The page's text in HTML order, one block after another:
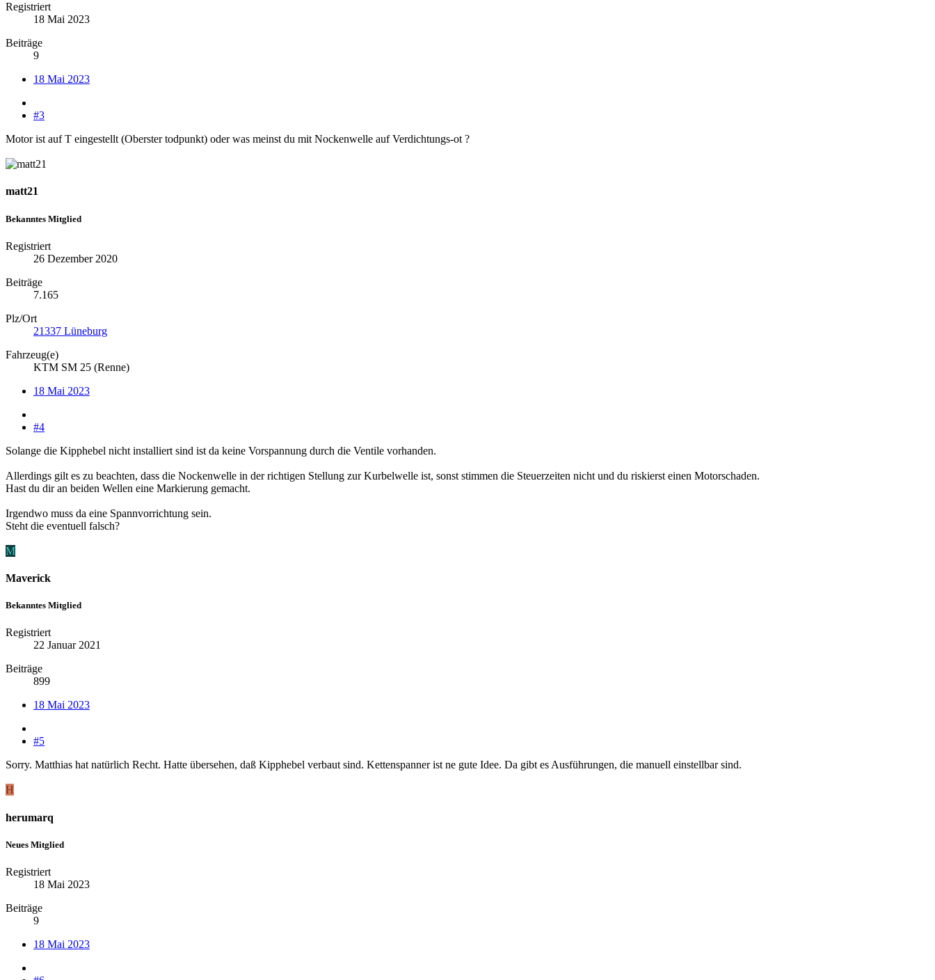
Registriert
18 Mai 2023
Beiträge
9
18 Mai 2023
#3
Motor ist auf T eingestellt (Oberster todpunkt) oder was meinst du mit Nockenwelle auf Verdichtungs-ot ?
matt21
Bekanntes Mitglied
Registriert
26 Dezember 2020
Beiträge
7.165
Plz/Ort
21337 Lüneburg
Fahrzeug(e)
KTM SM 25 (Renne)
18 Mai 2023
#4
Solange die Kipphebel nicht installiert sind ist da keine Vorspannung durch die Ventile vorhanden.
Allerdings gilt es zu beachten, dass die Nockenwelle in der richtigen Stellung zur Kurbelwelle ist, sonst stimmen die Steuerzeiten nicht und du riskierst einen Motorschaden.
Hast du dir an beiden Wellen eine Markierung gemacht.
Irgendwo muss da eine Spannvorrichtung sein.
Steht die eventuell falsch?
M
Maverick
Bekanntes Mitglied
Registriert
22 Januar 2021
Beiträge
899
18 Mai 2023
#5
Sorry. Matthias hat natürlich Recht. Hatte übersehen, daß Kipphebel verbaut sind. Kettenspanner ist ne gute Idee. Da gibt es Ausführungen, die manuell einstellbar sind.
H
herumarq
Neues Mitglied
Registriert
18 Mai 2023
Beiträge
9
18 Mai 2023